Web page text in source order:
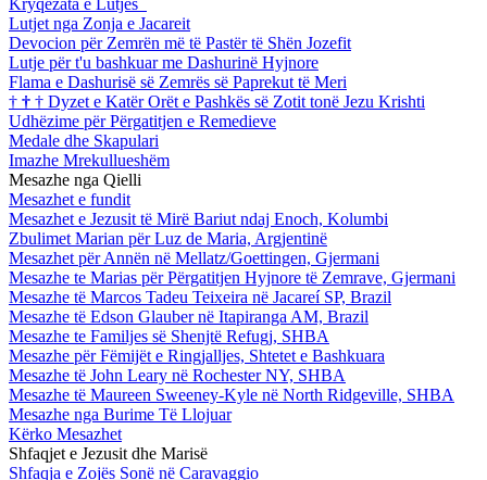
Lutjet nga Zonja e Jacareit
Devocion për Zemrën më të Pastër të Shën Jozefit
Lutje për t'u bashkuar me Dashurinë Hyjnore
Flama e Dashurisë së Zemrës së Paprekut të Meri
† † † Dyzet e Katër Orët e Pashkës së Zotit tonë Jezu Krishti
Udhëzime për Përgatitjen e Remedieve
Medale dhe Skapulari
Imazhe Mrekullueshëm
Mesazhe nga Qielli
Mesazhet e fundit
Mesazhet e Jezusit të Mirë Bariut ndaj Enoch, Kolumbi
Zbulimet Marian për Luz de Maria, Argjentinë
Mesazhet për Annën në Mellatz/Goettingen, Gjermani
Mesazhe te Marias për Përgatitjen Hyjnore të Zemrave, Gjermani
Mesazhe të Marcos Tadeu Teixeira në Jacareí SP, Brazil
Mesazhe të Edson Glauber në Itapiranga AM, Brazil
Mesazhe te Familjes së Shenjtë Refugj, SHBA
Mesazhe për Fëmijët e Ringjalljes, Shtetet e Bashkuara
Mesazhe të John Leary në Rochester NY, SHBA
Mesazhe të Maureen Sweeney-Kyle në North Ridgeville, SHBA
Mesazhe nga Burime Të Llojuar
Kërko Mesazhet
Shfaqjet e Jezusit dhe Marisë
Shfaqja e Zojës Sonë në Caravaggio